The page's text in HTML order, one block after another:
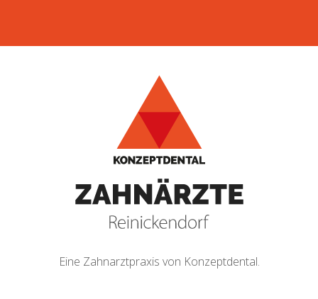
Eine Zahnarztpraxis von Konzeptdental.